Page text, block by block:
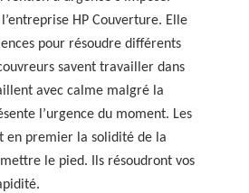
HP Couverture. Elle
pour résoudre différents
savent travailler dans
avec calme malgré la
l’urgence du moment. Les
en premier la solidité de la
le pied. Ils résoudront vos